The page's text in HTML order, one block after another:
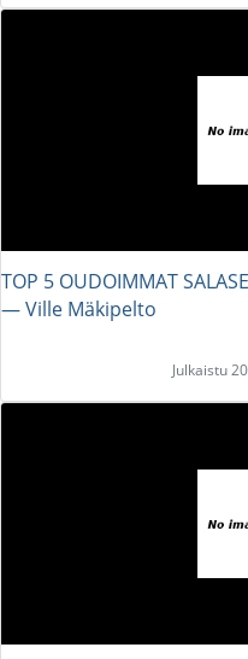
TOP 5 OUDOIMMAT
― Ville Mäkipelto
Julkaistu